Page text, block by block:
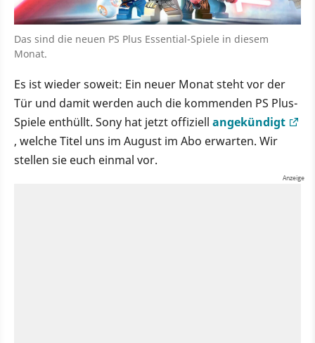
Das sind die neuen PS Plus Essential-Spiele in diesem
Monat.
Es ist wieder soweit: Ein neuer Monat steht vor der
Tür und damit werden auch die kommenden PS Plus-
Spiele enthüllt. Sony hat jetzt offiziell angekündigt
, welche Titel uns im August im Abo erwarten. Wir
stellen sie euch einmal vor.